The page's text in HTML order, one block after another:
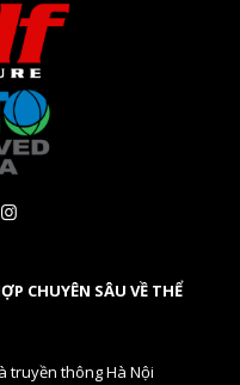
CHUYÊN SÂU VỀ THỂ
truyền thông Hà Nội